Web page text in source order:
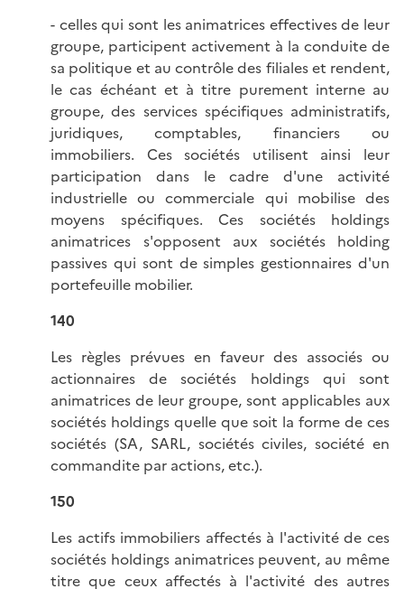
- celles qui sont les animatrices effectives de leur
groupe, participent activement à la conduite de
sa politique et au contrôle des filiales et rendent,
le cas échéant et à titre purement interne au
groupe, des services spécifiques administratifs,
juridiques, comptables, financiers ou
immobiliers. Ces sociétés utilisent ainsi leur
participation dans le cadre d'une activité
industrielle ou commerciale qui mobilise des
moyens spécifiques. Ces sociétés holdings
animatrices s'opposent aux sociétés holding
passives qui sont de simples gestionnaires d'un
portefeuille mobilier.
140
Les règles prévues en faveur des associés ou
actionnaires de sociétés holdings qui sont
animatrices de leur groupe, sont applicables aux
sociétés holdings quelle que soit la forme de ces
sociétés (SA, SARL, sociétés civiles, société en
commandite par actions, etc.).
150
Les actifs immobiliers affectés à l'activité de ces
sociétés holdings animatrices peuvent, au même
titre que ceux affectés à l'activité des autres